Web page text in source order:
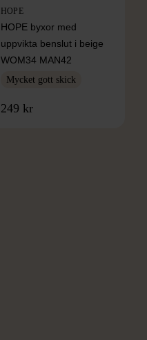
HOPE
HOPE byxor med
uppvikta benslut i beige
WOM34 MAN42
Mycket gott skick
249 kr